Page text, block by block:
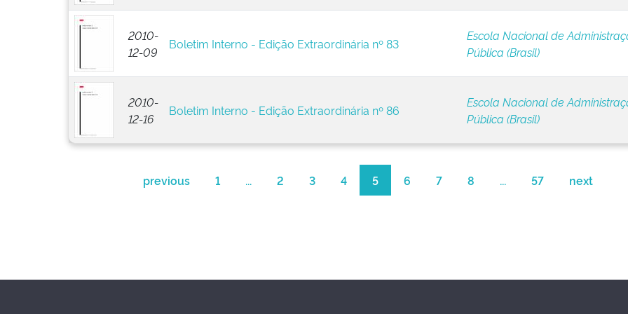
2010-
12-09
Boletim Interno - Edição Extraordinária nº 83
Escola Nacional de
Pública (Brasil)
2010-
12-16
Boletim Interno - Edição Extraordinária nº 86
Escola Nacional de
Pública (Brasil)
previous 1 ... 2 3 4 5 6 7 8 ... 57 next